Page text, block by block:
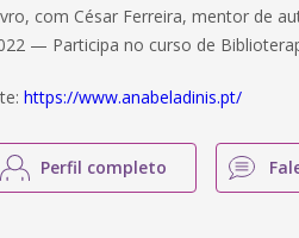
com César Ferreira, mentor de
— Participa no curso de
https://www.anabeladinis.pt/
Perfil completo